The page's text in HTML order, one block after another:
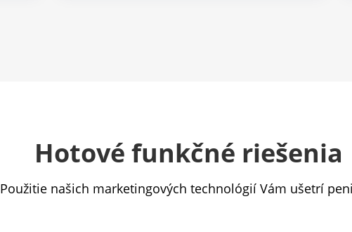
Hotové funkčné riešenia
Použitie našich marketingových technológií Vám ušetrí